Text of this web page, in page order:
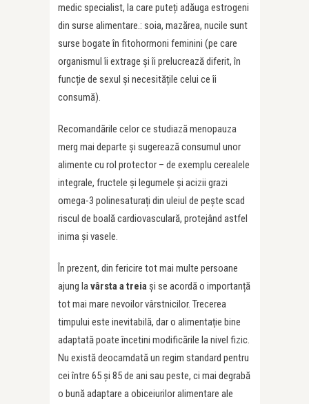
medic specialist, la care puteți adăuga estrogeni
din surse alimentare.: soia, mazărea, nucile sunt
surse bogate în fitohormoni feminini (pe care
organismul îi extrage și îi prelucrează diferit, în
funcție de sexul și necesitățile celui ce îi
consumă).
Recomandările celor ce studiază menopauza
merg mai departe și sugerează consumul unor
alimente cu rol protector – de exemplu cerealele
integrale, fructele și legumele și acizii grazi
omega-3 polinesaturați din uleiul de pește scad
riscul de boală cardiovasculară, protejând astfel
inima și vasele.
În prezent, din fericire tot mai multe persoane
ajung lavârsta a treia și se acordă o importanță
tot mai mare nevoilor vârstnicilor. Trecerea
timpului este inevitabilă, dar o alimentație bine
adaptată poate încetini modificările la nivel fizic.
Nu există deocamdată un regim standard pentru
cei între 65 și 85 de ani sau peste, ci mai degrabă
o bună adaptare a obiceiurilor alimentare ale